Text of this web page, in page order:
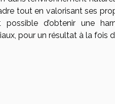
tout en valorisant ses
d’obtenir une
pour un résultat à la fois